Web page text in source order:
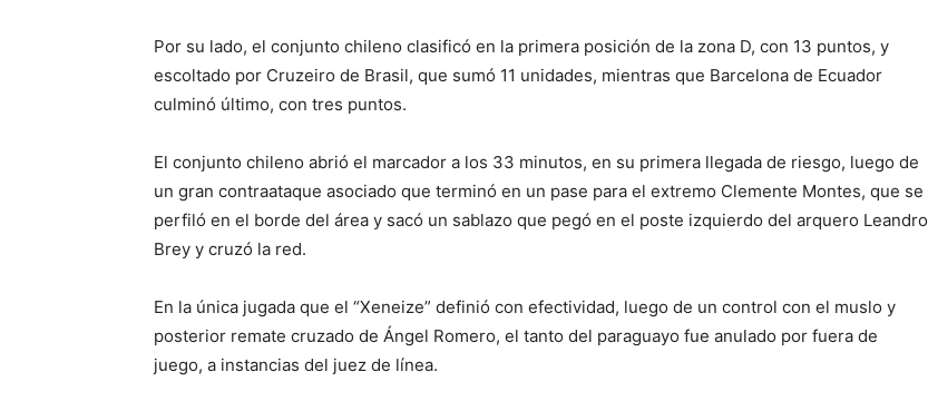
Por su lado, el conjunto chileno clasificó en la primera posición de la zona D, con 13 puntos, y
escoltado por Cruzeiro de Brasil, que sumó 11 unidades, mientras que Barcelona de Ecuador
culminó último, con tres puntos.
El conjunto chileno abrió el marcador a los 33 minutos, en su primera llegada de riesgo, luego de
un gran contraataque asociado que terminó en un pase para el extremo Clemente Montes, que se
perfiló en el borde del área y sacó un sablazo que pegó en el poste izquierdo del arquero Leandro
Brey y cruzó la red.
En la única jugada que el “Xeneize” definió con efectividad, luego de un control con el muslo y
posterior remate cruzado de Ángel Romero, el tanto del paraguayo fue anulado por fuera de
juego, a instancias del juez de línea.